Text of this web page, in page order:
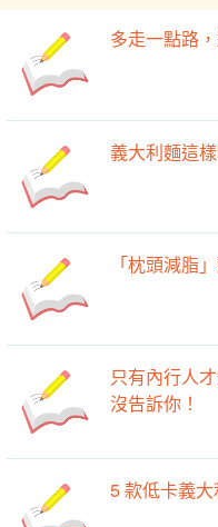
多走一點路
義大利麵這
「枕頭減脂
只有內行人
沒告訴你！
5 款低卡義